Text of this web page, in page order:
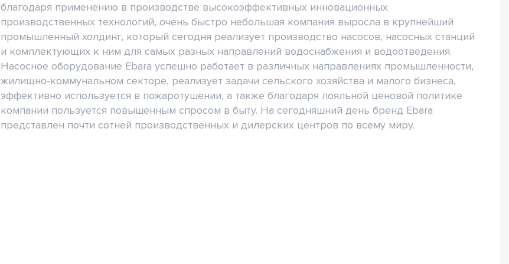
благодаря применению в производстве высокоэффективных инновационных
производственных технологий, очень быстро небольшая компания выросла в крупнейший
промышленный холдинг, который сегодня реализует производство насосов, насосных станций
и комплектующих к ним для самых разных направлений водоснабжения и водоотведения.
Насосное оборудование Ebara успешно работает в различных направлениях промышленности,
жилищно-коммунальном секторе, реализует задачи сельского хозяйства и малого бизнеса,
эффективно используется в пожаротушении, а также благодаря лояльной ценовой политике
компании пользуется повышенным спросом в быту. На сегодняшний день бренд Ebara
представлен почти сотней производственных и дилерских центров по всему миру.